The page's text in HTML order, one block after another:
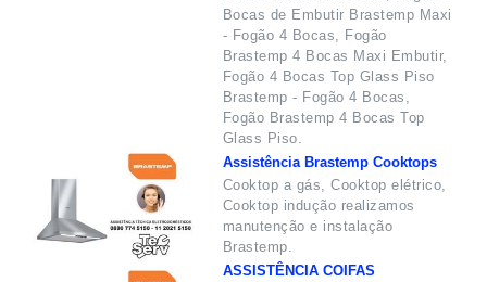
Bocas de Embutir Brastemp Maxi
- Fogão 4 Bocas, Fogão
Brastemp 4 Bocas Maxi Embutir,
Fogão 4 Bocas Top Glass Piso
Brastemp - Fogão 4 Bocas,
Fogão Brastemp 4 Bocas Top
Glass Piso.
Assistência Brastemp Cooktops
Cooktop a gás, Cooktop elétrico,
Cooktop indução realizamos
manutenção e instalação
Brastemp.
ASSISTÊNCIA COIFAS